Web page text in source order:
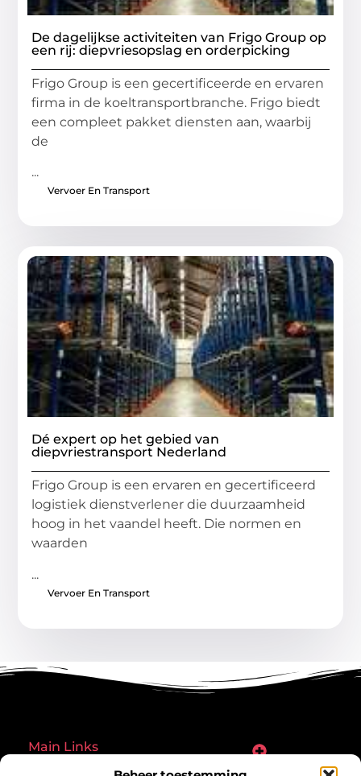
De dagelijkse activiteiten van Frigo Group op
een rij: diepvriesopslag en orderpicking
Frigo Group is een gecertificeerde en ervaren
firma in de koeltransportbranche. Frigo biedt
een compleet pakket diensten aan, waarbij
de
...
Vervoer En Transport
Dé expert op het gebied van
diepvriestransport Nederland
Frigo Group is een ervaren en gecertificeerd
logistiek dienstverlener die duurzaamheid
hoog in het vaandel heeft. Die normen en
waarden
...
Vervoer En Transport
Main Links